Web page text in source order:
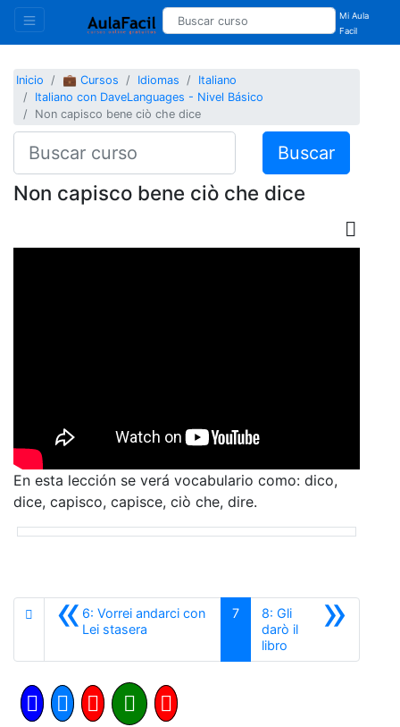
Mi Aula
Facil
Inicio 💼 Cursos Idiomas
Italiano
Italiano con DaveLanguages - Nivel Básico
Non capisco bene ciò che dice
Buscar
Non capisco bene ciò che dice
En esta lección se verá vocabulario como: dico,
dice, capisco, capisce, ciò che, dire.
«6: Vorrei andarci con
Lei stasera
7 »
8: Gli
darò il
libroSiguiente